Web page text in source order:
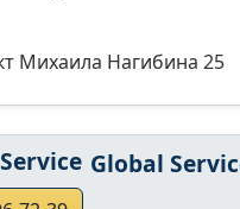
Михаила Нагибина 25
Global